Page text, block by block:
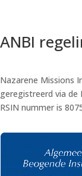
ANBI
Nazarene Missions
geregistreerd via de
RSIN nummer is